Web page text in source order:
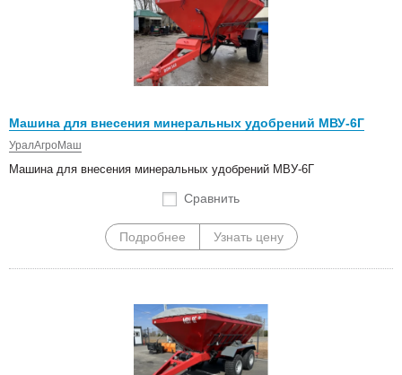
Машина для внесения минеральных удобрений МВУ-6Г
УралАгроМаш
Машина для внесения минеральных удобрений МВУ-6Г
Сравнить
Подробнее Узнать цену